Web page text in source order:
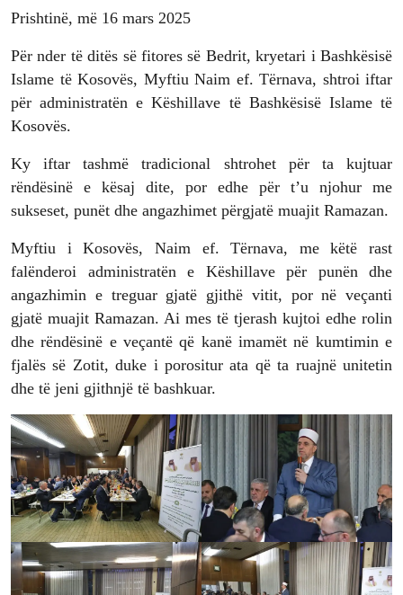
Prishtinë, më 16 mars 2025
Për nder të ditës së fitores së Bedrit, kryetari i Bashkësisë
Islame të Kosovës, Myftiu Naim ef. Tërnava, shtroi iftar
për administratën e Këshillave të Bashkësisë Islame të
Kosovës.
Ky iftar tashmë tradicional shtrohet për ta kujtuar
rëndësinë e kësaj dite, por edhe për t’u njohur me
sukseset, punët dhe angazhimet përgjatë muajit Ramazan.
Myftiu i Kosovës, Naim ef. Tërnava, me këtë rast
falënderoi administratën e Këshillave për punën dhe
angazhimin e treguar gjatë gjithë vitit, por në veçanti
gjatë muajit Ramazan. Ai mes të tjerash kujtoi edhe rolin
dhe rëndësinë e veçantë që kanë imamët në kumtimin e
fjalës së Zotit, duke i porositur ata që ta ruajnë unitetin
dhe të jeni gjithnjë të bashkuar.